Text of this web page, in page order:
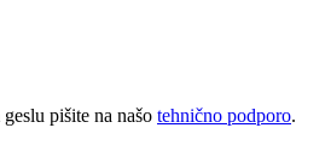
pišite na našo tehnično podporo.